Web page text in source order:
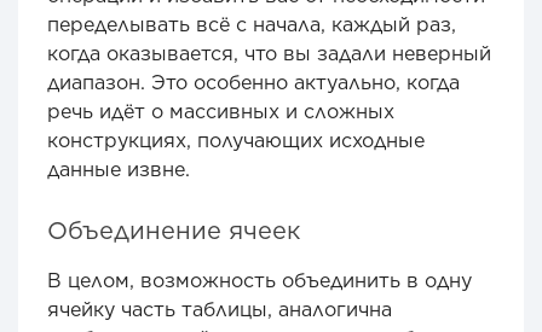
переделывать всё с начала, каждый раз,
когда оказывается, что вы задали неверный
диапазон. Это особенно актуально, когда
речь идёт о массивных и сложных
конструкциях, получающих исходные
данные извне.
Объединение ячеек
В целом, возможность объединить в одну
ячейку часть таблицы, аналогична